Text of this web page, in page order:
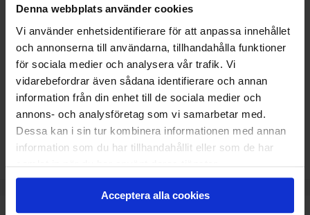
Denna webbplats använder cookies
Vi använder enhetsidentifierare för att anpassa innehållet
och annonserna till användarna, tillhandahålla funktioner
för sociala medier och analysera vår trafik. Vi
vidarebefordrar även sådana identifierare och annan
information från din enhet till de sociala medier och
annons- och analysföretag som vi samarbetar med.
Dessa kan i sin tur kombinera informationen med annan
information som du har tillhandahållit eller som de har
samlat in när du har använt deras tjänster.
Acceptera alla cookies
Pris
Delbetala med Svea(Info
Beräknad leveranstid 6-8 veckor. Vid montering
är leveranstiden något längre.